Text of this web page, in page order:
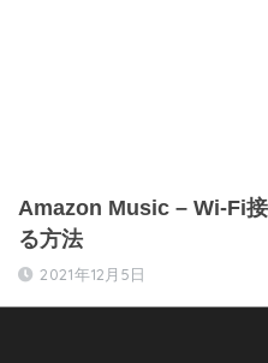
Amazon Music – Wi-Fi
る方法
2021年12月5日